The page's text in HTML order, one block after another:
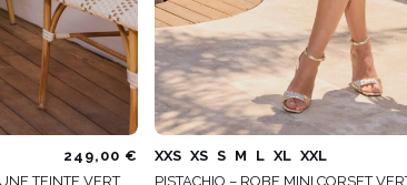
249,00 €
TEINTE VERT
XXS XS S M L XL XXL
PISTACHIO – ROBE MINI CORSET